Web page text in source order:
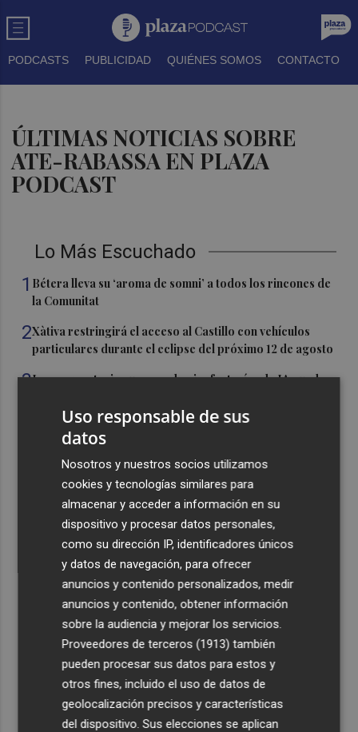
PODCASTS PUBLICIDAD QUIÉNES SOMOS CONTACTO
ÚLTIMAS NOTICIAS SOBRE
ATE-RABASSA EN PLAZA
PODCAST
Lo Más Escuchado
1 Bétera lleva su ‘aroma de somni’ a todos los rincones de
la Comunitat
2Xàtiva restringirá el acceso al Castillo con vehículos
particulares durante el eclipse del próximo 12 de agosto
3La convocatoria europea de gigafactorías de IA puede
energía, 'cloud' y ciberseguridad
Telefónica lidera la reputación algorítmica del sector
con una puntuación un 21% superior a la media
El ‘Big Three’ de la restauración acelera: más aperturas,
nuevas inversiones y una batalla que ya no se libra solo
en el precio
Recibe toda la actualidad de
Plaza Podcast en tu correo
Quiero suscribirme
Uso responsable de sus
datos
Nosotros y nuestros socios utilizamos
cookies y tecnologías similares para
almacenar y acceder a información en su
dispositivo y procesar datos personales,
como su dirección IP, identificadores únicos
y datos de navegación, para ofrecer
anuncios y contenido personalizados, medir
anuncios y contenido, obtener información
sobre la audiencia y mejorar los servicios.
Proveedores de terceros (1913) también
pueden procesar sus datos para estos y
otros fines, incluido el uso de datos de
geolocalización precisos y características
del dispositivo. Sus elecciones se aplican